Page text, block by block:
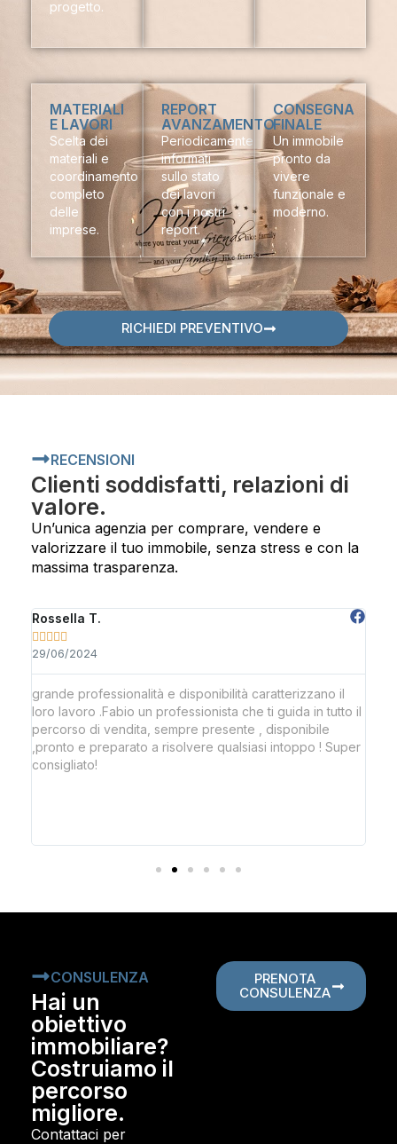
progetto.
MATERIALI
E LAVORI
Scelta dei
materiali e
coordinamento
completo
delle
imprese.
REPORT
AVANZAMENTO
Periodicamente
informati
sullo stato
dei lavori
con i nostri
report.
CONSEGNA
FINALE
Un immobile
pronto da
vivere
funzionale e
moderno.
RICHIEDI PREVENTIVO
RECENSIONI
Clienti soddisfatti, relazioni di
valore.
Un’unica agenzia per comprare, vendere e
valorizzare il tuo immobile, senza stress e con la
massima trasparenza.
Rossella T.
    
29/06/2024
grande professionalità e disponibilità caratterizzano il
loro lavoro .Fabio un professionista che ti guida in tutto il
percorso di vendita, sempre presente , disponibile
,pronto e preparato a risolvere qualsiasi intoppo ! Super
consigliato!
CONSULENZA
Hai un
obiettivo
immobiliare?
Costruiamo il
percorso
migliore.
Contattaci per
PRENOTA
CONSULENZA